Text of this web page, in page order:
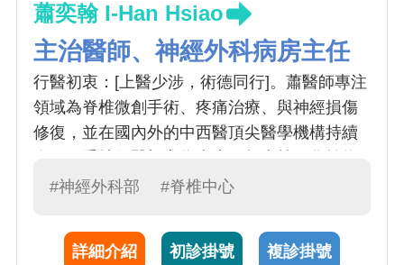
蕭奕翰 I-Han Hsiao
主治醫師、神經外科病房主任
行醫初衷：[上醫少涉，術德同行]。蕭醫師專注
領域為脊椎微創手術、疼痛治療、與神經損傷
修復，並在國內外的中西醫頂尖醫學機構持續
簡，融合中西醫手法為病人去除病根。
#神經外科部 #脊椎中心
詳細介紹 初診掛號 複診掛號